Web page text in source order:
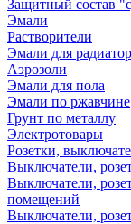
Защитный состав
Эмали
Растворители
Эмали для
Аэрозоли
Эмали для пола
Эмали по ржавчине
Грунт по металлу
Электротовары
Розетки,
Выключатели,
Выключатели,
помещений
Выключатели,